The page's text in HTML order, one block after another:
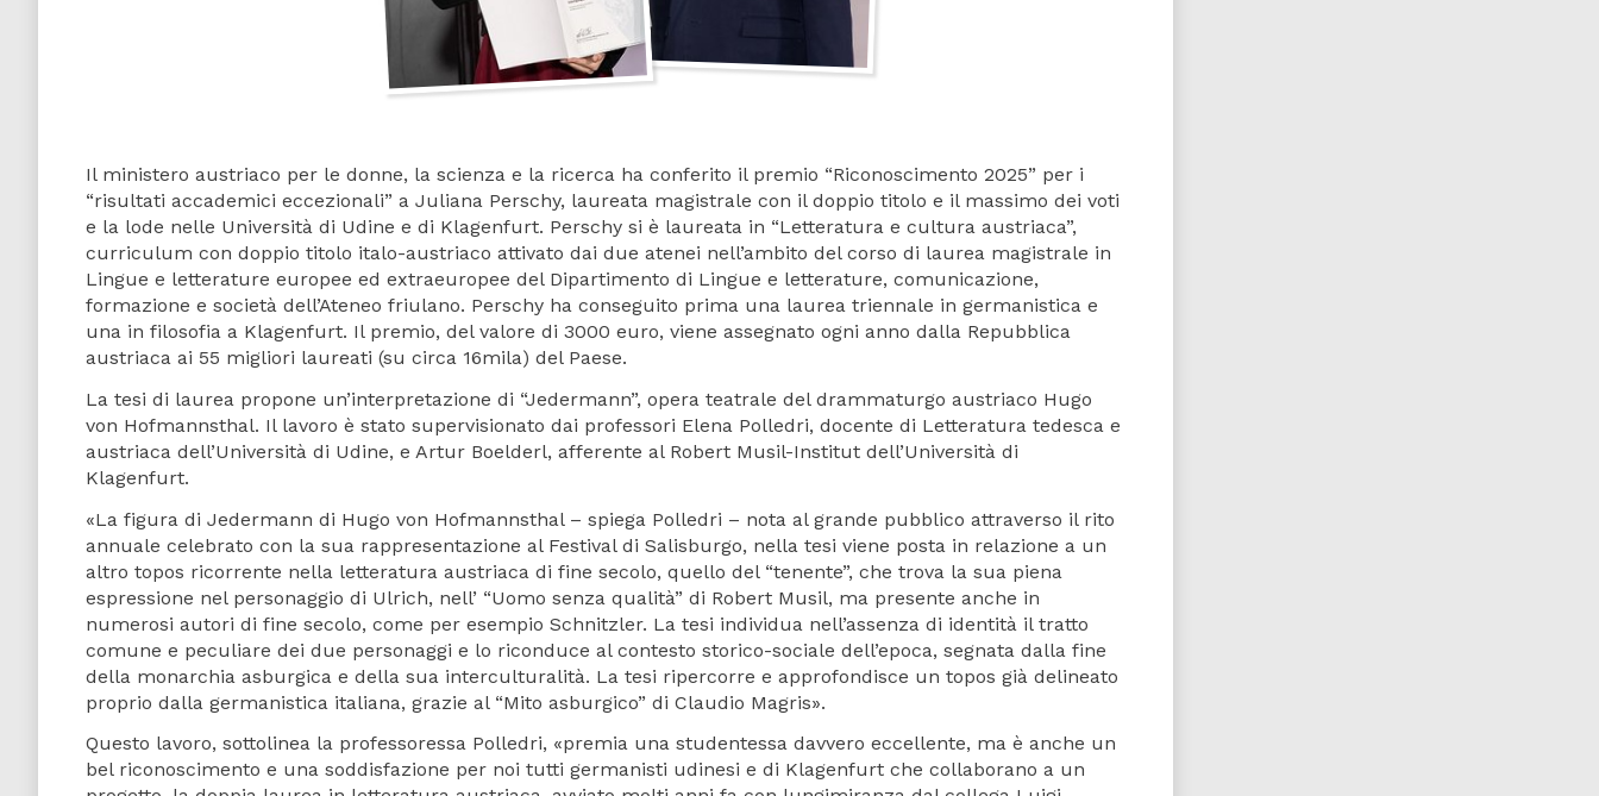
Il ministero austriaco per le donne, la scienza e la ricerca ha conferito il premio “Riconoscimento 2025” per i
“risultati accademici eccezionali” a Juliana Perschy, laureata magistrale con il doppio titolo e il massimo dei voti
e la lode nelle Università di Udine e di Klagenfurt. Perschy si è laureata in “Letteratura e cultura austriaca”,
curriculum con doppio titolo italo-austriaco attivato dai due atenei nell’ambito del corso di laurea magistrale in
Lingue e letterature europee ed extraeuropee del Dipartimento di Lingue e letterature, comunicazione,
formazione e società dell’Ateneo friulano. Perschy ha conseguito prima una laurea triennale in germanistica e
una in filosofia a Klagenfurt. Il premio, del valore di 3000 euro, viene assegnato ogni anno dalla Repubblica
austriaca ai 55 migliori laureati (su circa 16mila) del Paese.
La tesi di laurea propone un’interpretazione di “Jedermann”, opera teatrale del drammaturgo austriaco Hugo
von Hofmannsthal. Il lavoro è stato supervisionato dai professori Elena Polledri, docente di Letteratura tedesca e
austriaca dell’Università di Udine, e Artur Boelderl, afferente al Robert Musil-Institut dell’Università di
Klagenfurt.
«La figura di Jedermann di Hugo von Hofmannsthal – spiega Polledri – nota al grande pubblico attraverso il rito
annuale celebrato con la sua rappresentazione al Festival di Salisburgo, nella tesi viene posta in relazione a un
altro topos ricorrente nella letteratura austriaca di fine secolo, quello del “tenente”, che trova la sua piena
espressione nel personaggio di Ulrich, nell’ “Uomo senza qualità” di Robert Musil, ma presente anche in
numerosi autori di fine secolo, come per esempio Schnitzler. La tesi individua nell’assenza di identità il tratto
comune e peculiare dei due personaggi e lo riconduce al contesto storico-sociale dell’epoca, segnata dalla fine
della monarchia asburgica e della sua interculturalità. La tesi ripercorre e approfondisce un topos già delineato
proprio dalla germanistica italiana, grazie al “Mito asburgico” di Claudio Magris».
Questo lavoro, sottolinea la professoressa Polledri, «premia una studentessa davvero eccellente, ma è anche un
bel riconoscimento e una soddisfazione per noi tutti germanisti udinesi e di Klagenfurt che collaborano a un